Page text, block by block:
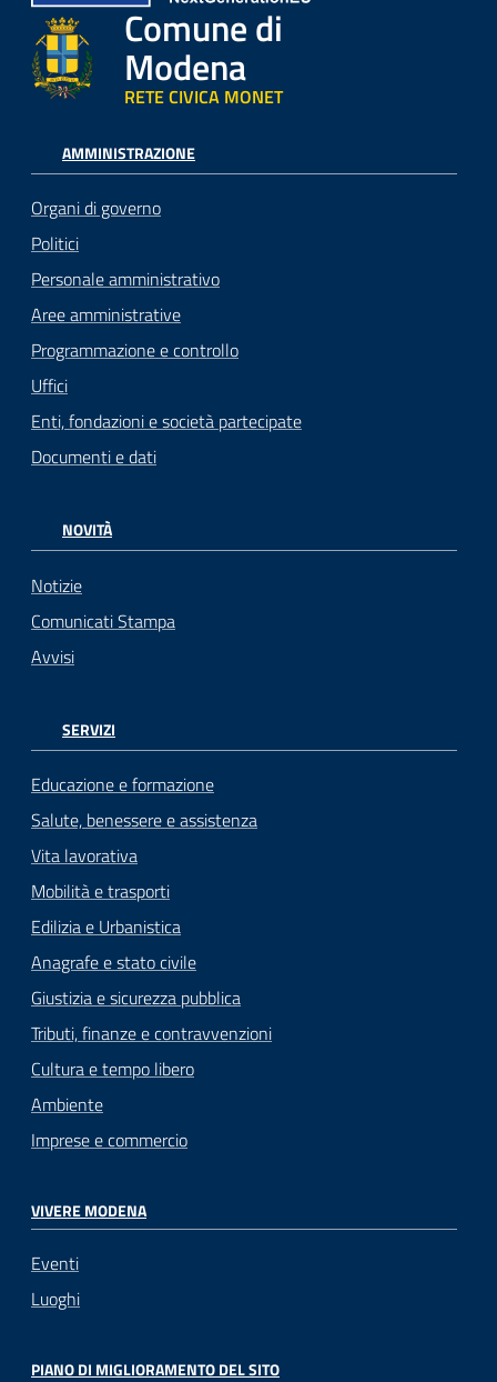
Comune di
Modena
RETE CIVICA MONET
AMMINISTRAZIONE
Organi di governo
Politici
Personale amministrativo
Aree amministrative
Programmazione e controllo
Uffici
Enti, fondazioni e società partecipate
Documenti e dati
NOVITÀ
Notizie
Comunicati Stampa
Avvisi
SERVIZI
Educazione e formazione
Salute, benessere e assistenza
Vita lavorativa
Mobilità e trasporti
Edilizia e Urbanistica
Anagrafe e stato civile
Giustizia e sicurezza pubblica
Tributi, finanze e contravvenzioni
Cultura e tempo libero
Ambiente
Imprese e commercio
VIVERE MODENA
Eventi
Luoghi
PIANO DI MIGLIORAMENTO DEL SITO